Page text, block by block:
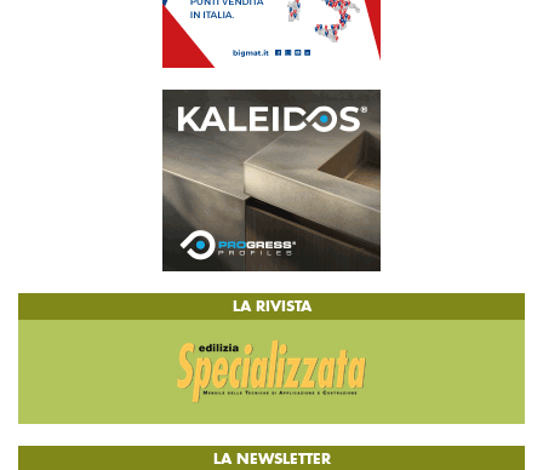
LA RIVISTA
LA NEWSLETTER